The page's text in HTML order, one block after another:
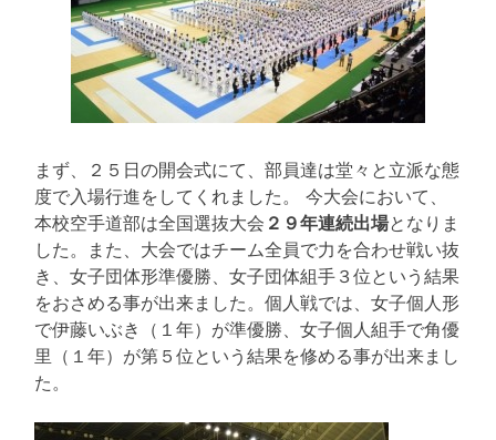
まず、２５日の開会式にて、部員達は堂々と立派な態
度で入場行進をしてくれました。 今大会において、
本校空手道部は全国選抜大会 ２９年連続出場となりま
した。また、大会ではチーム全員で力を合わせ戦い抜
き、女子団体形準優勝、女子団体組手３位という結果
をおさめる事が出来ました。個人戦では、女子個人形
で伊藤いぶき（１年）が準優勝、女子個人組手で角優
里（１年）が第５位という結果を修める事が出来まし
た。